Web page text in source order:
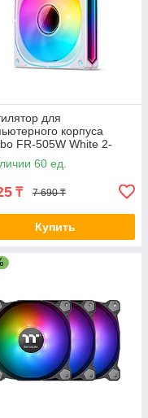
для
корпуса
FR-505W White 2-
60 ед.
₸ 7 690 ₸
Купить